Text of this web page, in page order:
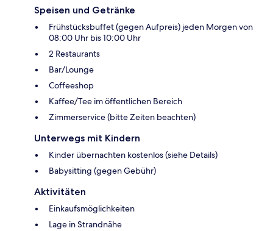
Speisen und Getränke
Frühstücksbuffet (gegen Aufpreis) jeden Morgen von
08:00 Uhr bis 10:00 Uhr
2 Restaurants
Bar/Lounge
Coffeeshop
Kaffee/Tee im öffentlichen Bereich
Zimmerservice (bitte Zeiten beachten)
Unterwegs mit Kindern
Kinder übernachten kostenlos (siehe Details)
Babysitting (gegen Gebühr)
Aktivitäten
Einkaufsmöglichkeiten
Lage in Strandnähe